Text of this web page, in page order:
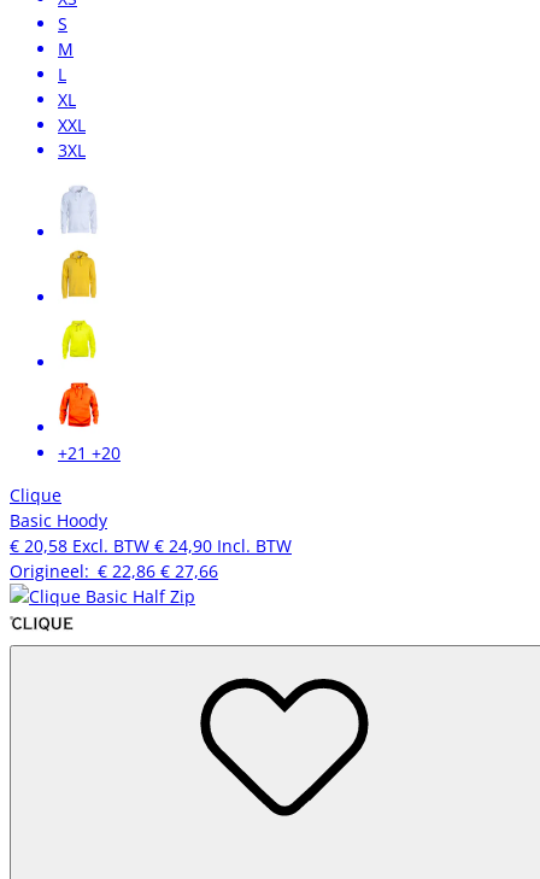
S
M
L
XL
XXL
3XL
+21 +20
Clique
Basic Hoody
€ 20,58 Excl. BTW € 24,90 Incl. BTW
Origineel: € 22,86 € 27,66